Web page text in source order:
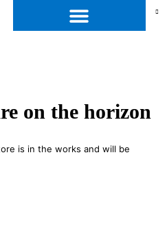
on the horizon
is in the works and will be